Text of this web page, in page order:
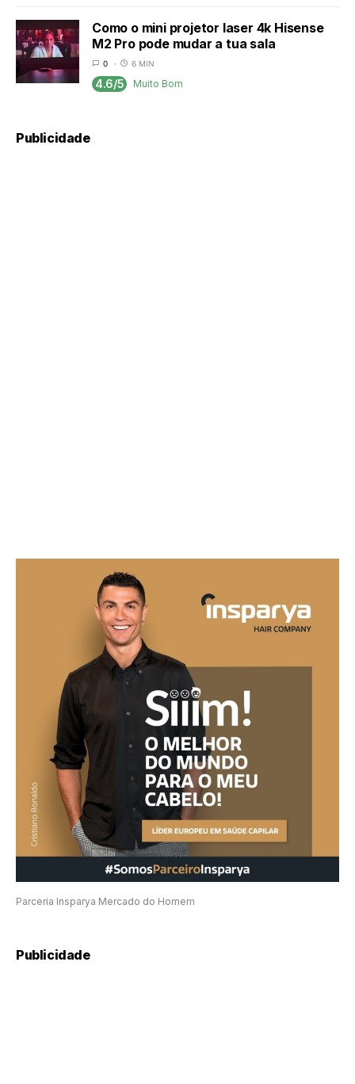
Como o mini projetor laser 4k Hisense
M2 Pro pode mudar a tua sala
0 6 MIN
4.6/5 Muito Bom
Publicidade
Parceria Insparya Mercado do Homem
Publicidade